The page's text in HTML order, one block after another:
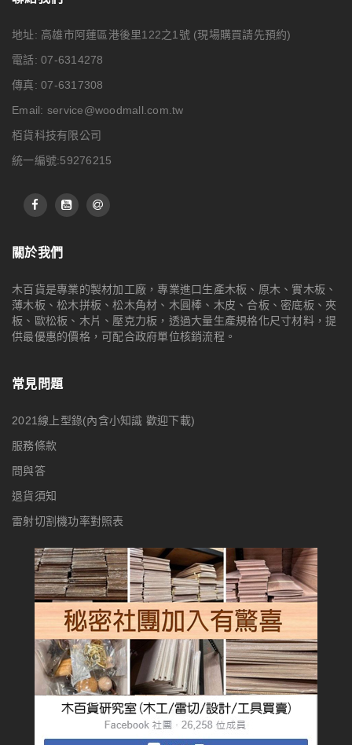
地址: 高雄市阿蓮區港後里122之1號 (現場購買請先預約)
電話: 07-6314278
傳真: 07-6317308
Email: service@woodmall.com.tw
栢貨科技有限公司
統一編號:59276215
關於我們
木百貨是專業的製材加工廠，專業進口生產木板、原木、實木板、
薄木板、松木拼板、松木角材、木圓棒、木皮、合板、密底板、夾
板、歐松板、木片、壓克力板，透過大量生產規格化尺寸材料，提
供最優惠的價格，可配合政府單位核銷流程。
常見問題
2021線上型錄(內含小知識 歡迎下載)
服務條款
問與答
退貨須知
雷射切割機功率對照表